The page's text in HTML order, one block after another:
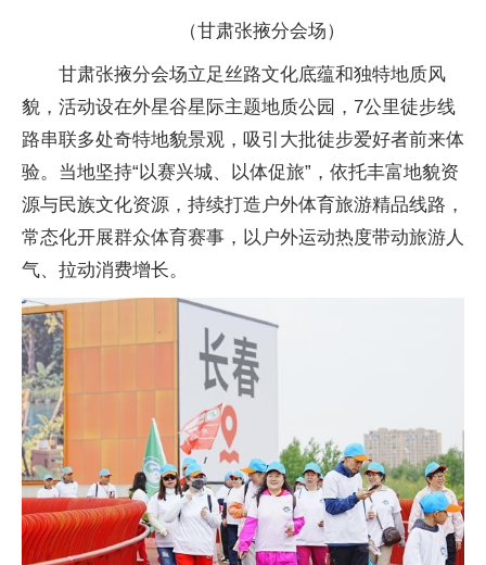
（甘肃张掖分会场）
甘肃张掖分会场立足丝路文化底蕴和独特地质风
貌，活动设在外星谷星际主题地质公园，7公里徒步线
路串联多处奇特地貌景观，吸引大批徒步爱好者前来体
验。当地坚持“以赛兴城、以体促旅”，依托丰富地貌资
源与民族文化资源，持续打造户外体育旅游精品线路，
常态化开展群众体育赛事，以户外运动热度带动旅游人
气、拉动消费增长。